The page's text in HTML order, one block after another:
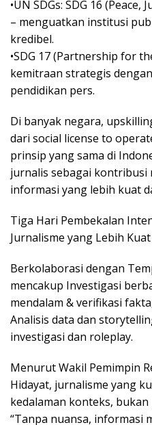
•UN SDGs: SDG 16
– menguatkan institusi
kredibel.
•SDG 17 (Partnership for
kemitraan strategis
pendidikan pers.
Di banyak negara,
dari social license to
prinsip yang sama di
jurnalis sebagai kontribusi
informasi yang lebih kuat
Tiga Hari Pembekalan
Jurnalisme yang Lebih
Berkolaborasi dengan
mencakup Investigasi
mendalam & verifikasi
Analisis data dan
investigasi dan roleplay.
Menurut Wakil Pemimpin
Hidayat, jurnalisme yang
kedalaman konteks,
“Tanpa nuansa, informasi